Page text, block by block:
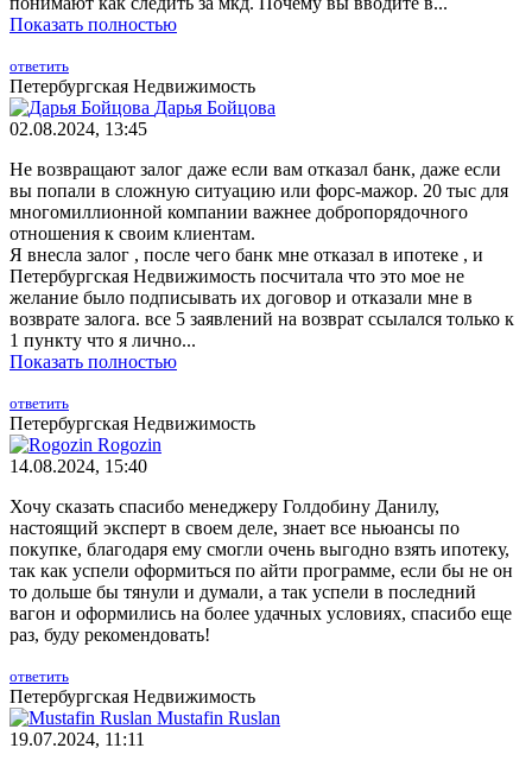
Показать полностью
ответить
Петербургская Недвижимость
Дарья Бойцова
02.08.2024, 13:45
Не возвращают залог даже если вам отказал банк, даже если
вы попали в сложную ситуацию или форс-мажор. 20 тыс для
многомиллионной компании важнее добропорядочного
отношения к своим клиентам.
Я внесла залог , после чего банк мне отказал в ипотеке , и
Петербургская Недвижимость посчитала что это мое не
желание было подписывать их договор и отказали мне в
возврате залога. все 5 заявлений на возврат ссылался только к
1 пункту что я лично...
Показать полностью
ответить
Петербургская Недвижимость
Rogozin
14.08.2024, 15:40
Хочу сказать спасибо менеджеру Голдобину Данилу,
настоящий эксперт в своем деле, знает все ньюансы по
покупке, благодаря ему смогли очень выгодно взять ипотеку,
так как успели оформиться по айти программе, если бы не он
то дольше бы тянули и думали, а так успели в последний
вагон и оформились на более удачных условиях, спасибо еще
раз, буду рекомендовать!
ответить
Петербургская Недвижимость
Mustafin Ruslan
19.07.2024, 11:11